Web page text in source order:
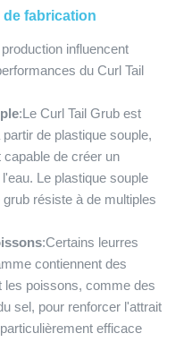
de fabrication
influencent
du Curl Tail
:Le Curl Tail Grub est
de plastique souple,
capable de créer un
Le plastique souple
résiste à de multiples
:Certains leurres
contiennent des
les poissons, comme des
sel, pour renforcer l'attrait
efficace